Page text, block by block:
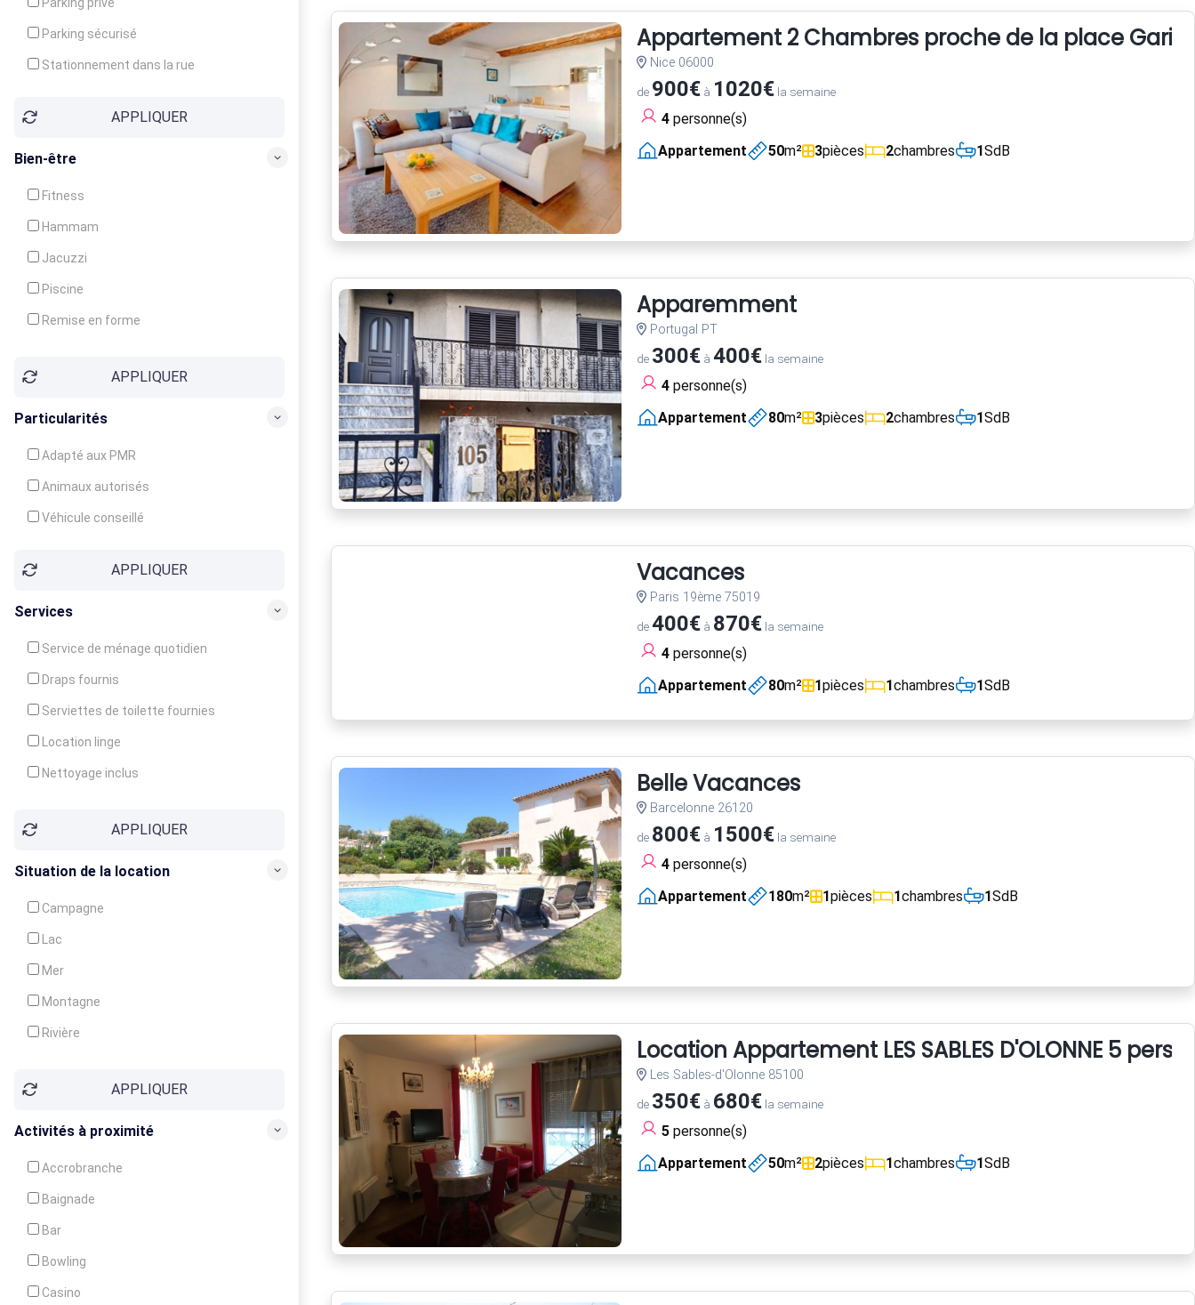
Parking sécurisé
Stationnement dans la rue
APPLIQUER
Bien-être
Fitness
Hammam
Jacuzzi
Piscine
Remise en forme
Soins du corpsAPPLIQUER
Particularités
Adapté aux PMR
Animaux autorisés
Véhicule conseillé
APPLIQUER
Services
Service de ménage quotidien
Draps fournis
Serviettes de toilette fournies
Location linge
Nettoyage inclus
Garde d'enfants
Crèche
APPLIQUER
Situation de la location
Campagne
Lac
Mer
Montagne
Rivière
APPLIQUER
Activités à proximité
Accrobranche
Baignade
Bar
Bowling
Casino
Appartement 2 Chambres proche de la place
Nice 06000
de 900€à 1020€la semaine
4personne(s)
Appartement
50m² 3pièces 2chambres 1SdB
Apparemment
Portugal PT
de 300€à 400€la semaine
4personne(s)
Appartement
80m² 3pièces 2chambres 1SdB
Vacances
Paris 19ème 75019
de400€à 870€la semaine
4personne(s)
Appartement
80m² 1pièces 1chambres 1SdB
Belle Vacances
Barcelonne 26120
de 800€à 1500€la semaine
4personne(s)
Appartement
180m² 1pièces 1chambres 1SdB
Location Appartement LES SABLES D'OLONNE 5
Les Sables-d'Olonne 85100
de 350€à 680€la semaine
5personne(s)
Appartement
50m² 2pièces 1chambres 1SdB